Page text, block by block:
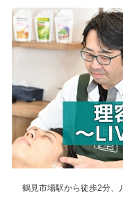
鶴見市場駅から徒歩2分、